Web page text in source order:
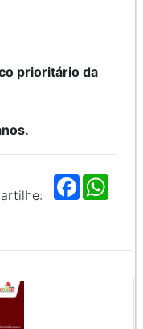
prioritário da
F
a